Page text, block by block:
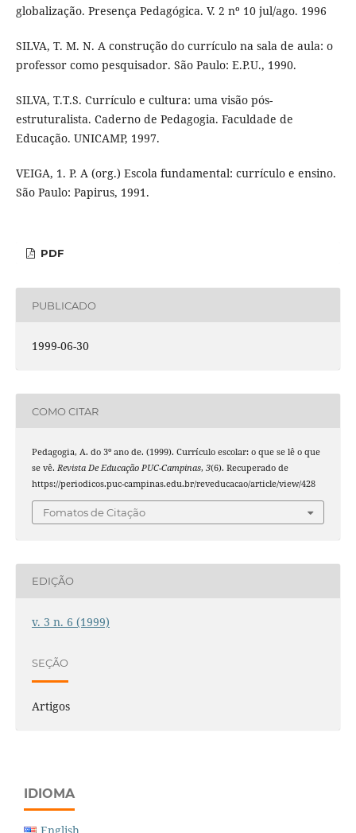
globalização. Presença Pedagógica. V. 2 nº 10 jul/ago. 1996
SILVA, T. M. N. A construção do currículo na sala de aula: o
professor como pesquisador. São Paulo: E.P.U., 1990.
SILVA, T.T.S. Currículo e cultura: uma visão pós-
estruturalista. Caderno de Pedagogia. Faculdade de
Educação. UNICAMP, 1997.
VEIGA, 1. P. A (org.) Escola fundamental: currículo e ensino.
São Paulo: Papirus, 1991.
PDF
PUBLICADO
1999-06-30
COMO CITAR
Pedagogia, A. do 3º ano de. (1999). Currículo escolar: o que se lê o que
se vê. Revista De Educação PUC-Campinas, 3(6). Recuperado de
https://periodicos.puc-campinas.edu.br/reveducacao/article/view/428
Fomatos de Citação
EDIÇÃO
v. 3 n. 6 (1999)
SEÇÃO
Artigos
IDIOMA